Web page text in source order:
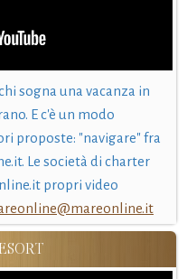
sogna una vacanza in
E c'è un modo
proposte: "navigare" fra
Le società di charter
propri video